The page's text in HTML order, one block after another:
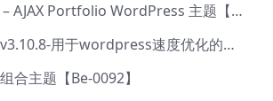
Rhye v3.5.3 – AJAX Portfolio WordPress 主题【Bi-0049】
WP Rocket v3.10.8-用于wordpress速度优化的缓存加速插件【Cd-0019】
合主题【Be-0092】